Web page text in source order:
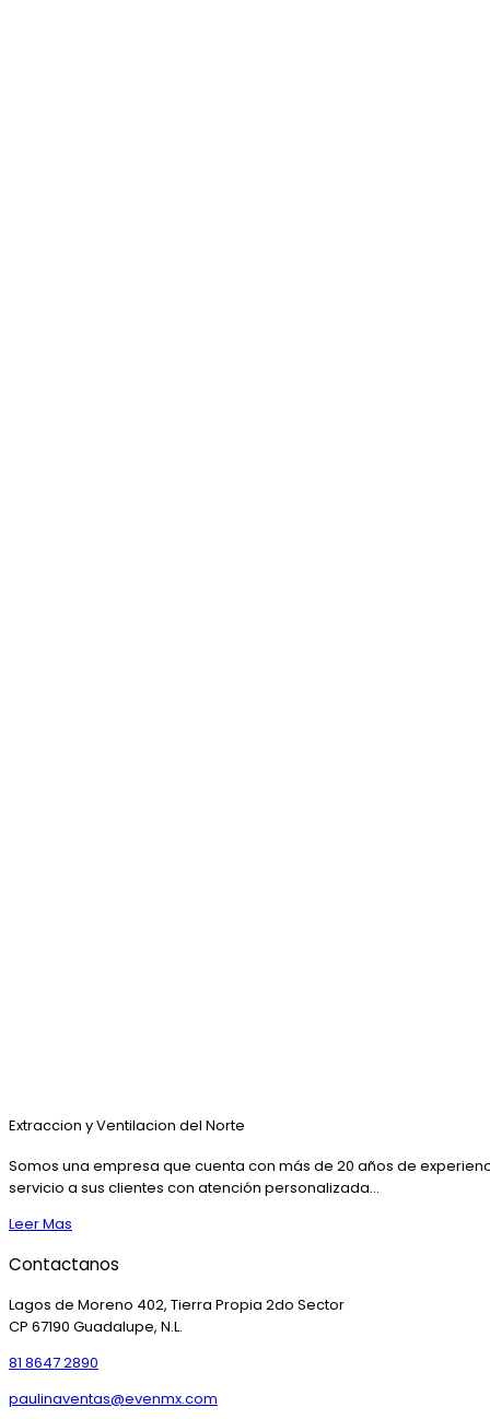
Extraccion y Ventilacion del Norte
Somos una empresa que cuenta con más de 20 años de
servicio a sus clientes con atención personalizada...
Leer Mas
Contactanos
Lagos de Moreno 402, Tierra Propia 2do Sector
CP 67190 Guadalupe, N.L.
81 8647 2890
paulinaventas@evenmx.com